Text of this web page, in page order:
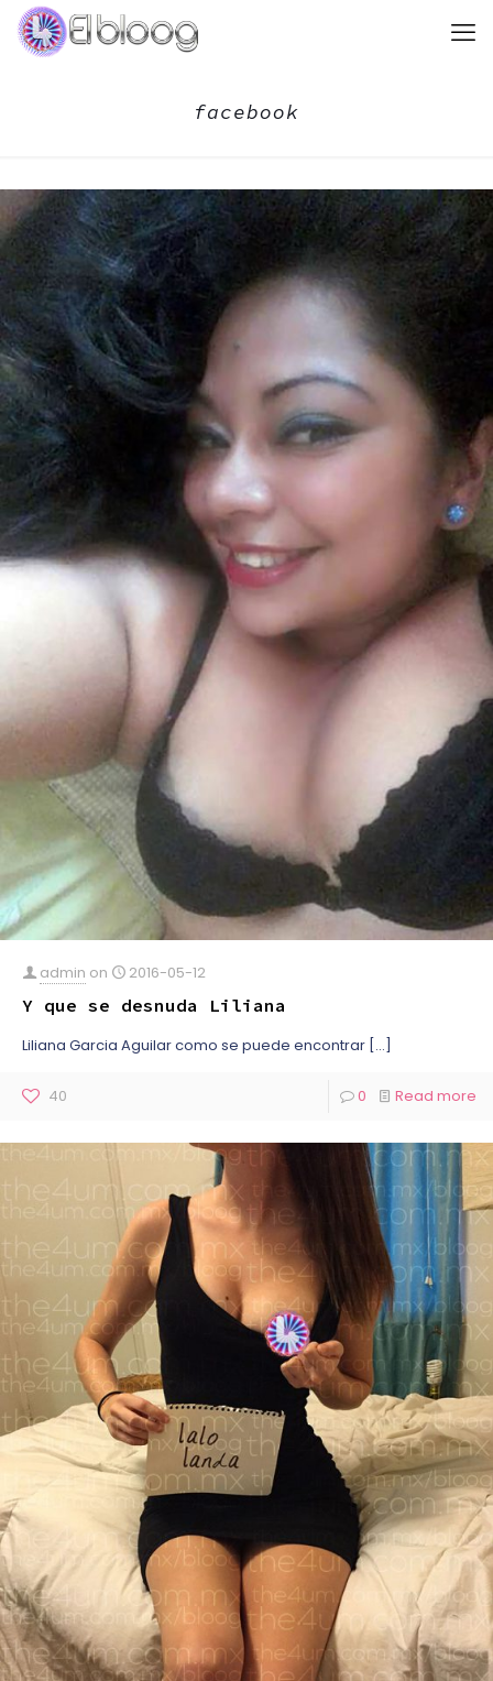
facebook
admin on 2016-05-12
Y que se desnuda Liliana
Liliana Garcia Aguilar como se puede encontrar […]
40 0 Read more